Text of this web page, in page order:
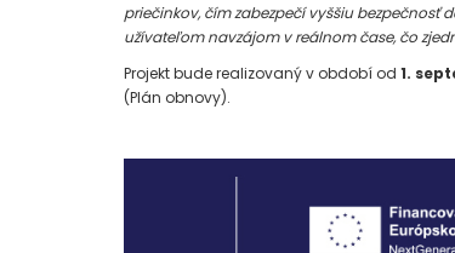
priečinkov, čím zabezpečí vyššiu
užívateľom navzájom v reálnom čase, čo
Projekt bude realizovaný v období od 1.
(Plán obnovy).